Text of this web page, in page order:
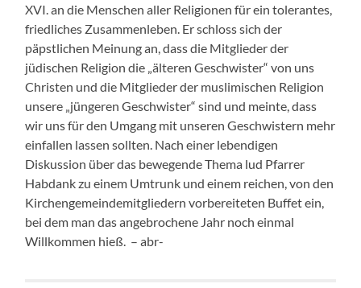
XVI. an die Menschen aller Religionen für ein tolerantes,
friedliches Zusammenleben. Er schloss sich der
päpstlichen Meinung an, dass die Mitglieder der
jüdischen Religion die „älteren Geschwister“ von uns
Christen und die Mitglieder der muslimischen Religion
unsere „jüngeren Geschwister“ sind und meinte, dass
wir uns für den Umgang mit unseren Geschwistern mehr
einfallen lassen sollten. Nach einer lebendigen
Diskussion über das bewegende Thema lud Pfarrer
Habdank zu einem Umtrunk und einem reichen, von den
Kirchengemeindemitgliedern vorbereiteten Buffet ein,
bei dem man das angebrochene Jahr noch einmal
Willkommen hieß. – abr-